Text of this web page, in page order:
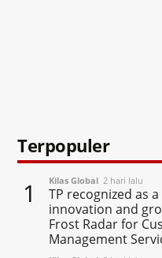
Terpopuler
1 Kilas Global 2 hari lalu
TP recognized as
innovation and
Frost Radar for
Management